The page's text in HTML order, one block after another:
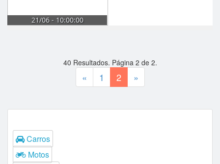
21/06 - 10:00:00
40 Resultados. Página 2 de 2.
« 1 2 »
Carros
Motos